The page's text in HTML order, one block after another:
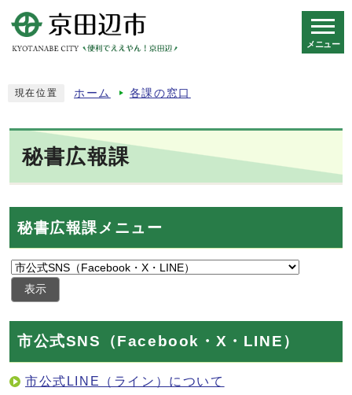
メニュー
現在位置 ホーム 各課の窓口
秘書広報課
秘書広報課メニュー
表示
市公式SNS（Facebook・X・LINE）
市公式LINE（ライン）について